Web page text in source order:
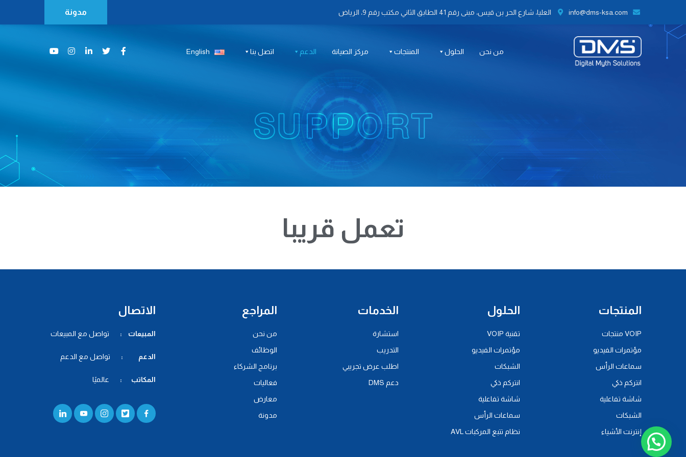
info@dms-ksa.com العليا، شارع الحر بن قيس، مبنى رقم 41 الطابق الثاني مكتب رقم 9، الرياض مدونة
من نحن الحلول المنتجات مركز الصيانة الدعم اتصل بنا English
تعمل قريبا
المنتجات
VOIP منتجات
مؤتمرات الفيديو
سماعات الرأس
انتركم ذكي
شاشة تفاعلية
الشبكات
إنترنت الأشياء
الحلول
تقنية VOIP
مؤتمرات الفيديو
الشبكات
انتركم ذكي
شاشة تفاعلية
سماعات الرأس
نظام تتبع المركبات AVL
الخدمات
استشارة
التدريب
اطلب عرض تجريبي
دعم DMS
المراجع
من نحن
الوظائف
برنامج الشركاء
فعاليات
معارض
مدونة
الاتصال
المبيعات : تواصل مع المبيعات
الدعم : تواصل مع الدعم
المكاتب : عالميًا